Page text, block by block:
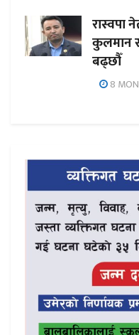
रास्वपा
कुलमान
बढ्छौँ
8